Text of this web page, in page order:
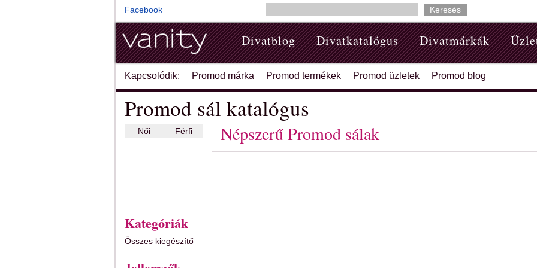
Facebook
Divatblog Divatkatalógus Divatmárkák
Kapcsolódik: Promod márka Promod termékek Promod üzletek Promod blog
Promod sál katalógus
Női Férfi
Kategóriák
Összes kiegészítő
Népszerű Promod sálak